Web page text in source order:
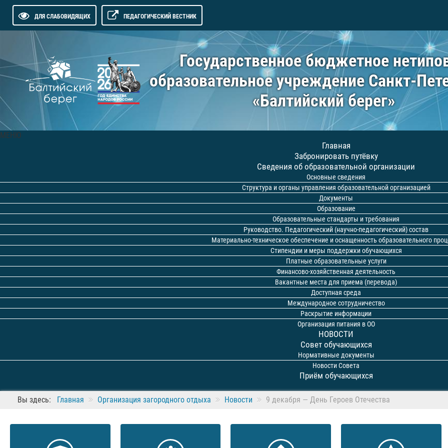
ДЛЯ СЛАБОВИДЯЩИХ ПЕДАГОГИЧЕСКИЙ ВЕСТНИК
Государственное бюджетное
образовательное учреждение Санкт-
«Балтийский берег»
МЕНЮ
Главная
Забронировать путёвку
Сведения об образовательной организации
Основные сведения
Структура и органы управления образовательной организацией
Документы
Образование
Образовательные стандарты и требования
Руководство. Педагогический (научно-педагогический) состав
Материально-техническое обеспечение и оснащенность образовательного
Стипендии и меры поддержки обучающихся
Платные образовательные услуги
Финансово-хозяйственная деятельность
Вакантные места для приема (перевода)
Доступная среда
Международное сотрудничество
Раскрытие информации
Организация питания в ОО
НОВОСТИ
Совет обучающихся
Нормативные документы
Новости Совета
Приём обучающихся
Вы здесь: Главная Организация загородного отдыха Новости 9 декабря — День Героев Отечества